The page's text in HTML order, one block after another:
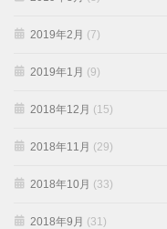
2019年2月 (7)
2019年1月 (9)
2018年12月 (15)
2018年11月 (29)
2018年10月 (33)
2018年9月 (31)